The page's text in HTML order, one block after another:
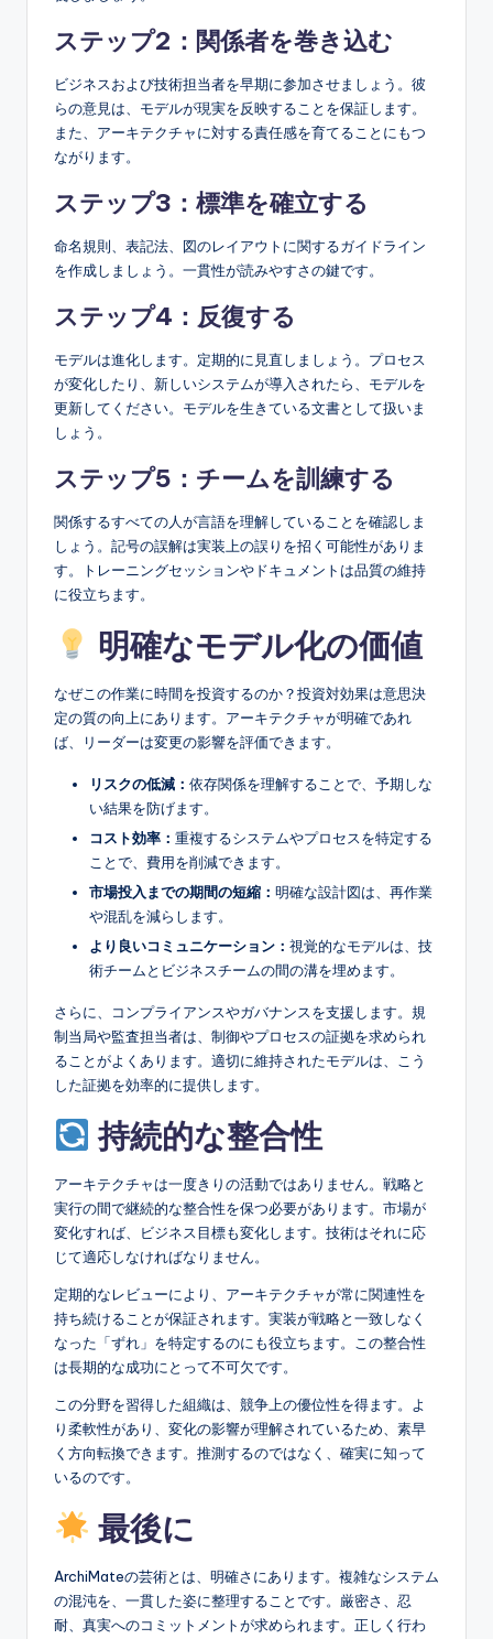
ステップ2：関係者を巻き込む
ビジネスおよび技術担当者を早期に参加させましょう。彼
らの意見は、モデルが現実を反映することを保証します。
また、アーキテクチャに対する責任感を育てることにもつ
ながります。
ステップ3：標準を確立する
命名規則、表記法、図のレイアウトに関するガイドライン
を作成しましょう。一貫性が読みやすさの鍵です。
ステップ4：反復する
モデルは進化します。定期的に見直しましょう。プロセス
が変化したり、新しいシステムが導入されたら、モデルを
更新してください。モデルを生きている文書として扱いま
しょう。
ステップ5：チームを訓練する
関係するすべての人が言語を理解していることを確認しま
しょう。記号の誤解は実装上の誤りを招く可能性がありま
す。トレーニングセッションやドキュメントは品質の維持
に役立ちます。
明確なモデル化の価値
なぜこの作業に時間を投資するのか？投資対効果は意思決
定の質の向上にあります。アーキテクチャが明確であれ
ば、リーダーは変更の影響を評価できます。
リスクの低減： 依存関係を理解することで、予期しな
い結果を防げます。
コスト効率： 重複するシステムやプロセスを特定する
ことで、費用を削減できます。
市場投入までの期間の短縮： 明確な設計図は、再作業
や混乱を減らします。
より良いコミュニケーション： 視覚的なモデルは、技
術チームとビジネスチームの間の溝を埋めます。
さらに、コンプライアンスやガバナンスを支援します。規
制当局や監査担当者は、制御やプロセスの証拠を求められ
ることがよくあります。適切に維持されたモデルは、こう
した証拠を効率的に提供します。
持続的な整合性
アーキテクチャは一度きりの活動ではありません。戦略と
実行の間で継続的な整合性を保つ必要があります。市場が
変化すれば、ビジネス目標も変化します。技術はそれに応
じて適応しなければなりません。
定期的なレビューにより、アーキテクチャが常に関連性を
持ち続けることが保証されます。実装が戦略と一致しなく
なった「ずれ」を特定するのにも役立ちます。この整合性
は長期的な成功にとって不可欠です。
この分野を習得した組織は、競争上の優位性を得ます。よ
り柔軟性があり、変化の影響が理解されているため、素早
く方向転換できます。推測するのではなく、確実に知って
いるのです。
最後に
ArchiMateの芸術とは、明確さにあります。複雑なシステム
の混沌を、一貫した姿に整理することです。厳密さ、忍
耐、真実へのコミットメントが求められます。正しく行わ